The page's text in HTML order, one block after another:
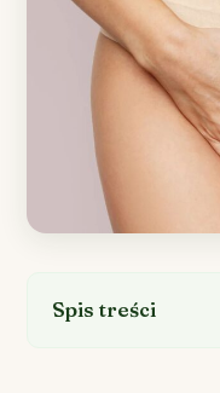
Spis treści